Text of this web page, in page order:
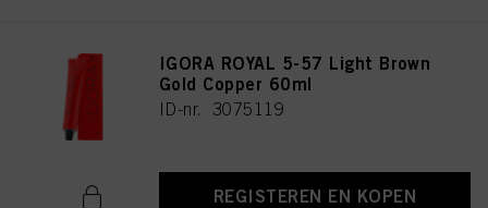
IGORA ROYAL 5-57 Light Brown
Gold Copper 60ml
ID-nr. 3075119
REGISTEREN EN KOPEN